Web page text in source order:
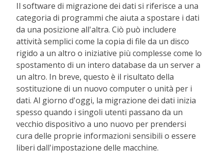
Il software di migrazione dei dati si riferisce a una
categoria di programmi che aiuta a spostare i dati
da una posizione all'altra. Ciò può includere
attività semplici come la copia di file da un disco
rigido a un altro o iniziative più complesse come lo
spostamento di un intero database da un server a
un altro. In breve, questo è il risultato della
sostituzione di un nuovo computer o unità per i
dati. Al giorno d'oggi, la migrazione dei dati inizia
spesso quando i singoli utenti passano da un
vecchio dispositivo a uno nuovo per prendersi
cura delle proprie informazioni sensibili o essere
liberi dall'impostazione delle macchine.